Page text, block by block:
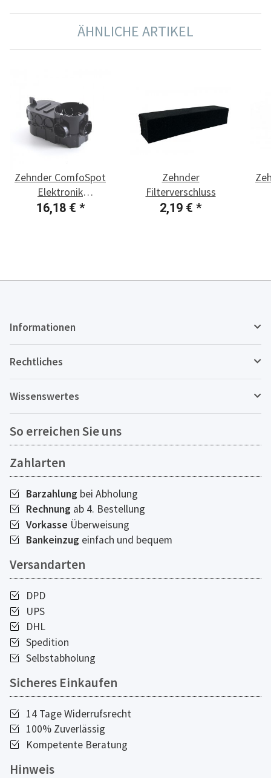
ÄHNLICHE ARTIKEL
Zehnder ComfoSpot
Elektronik
Unterputzeinbaudose
16,18 € *
Zehnder
Filterverschluss
2,19 € *
Informationen
Rechtliches
Wissenswertes
So erreichen Sie uns
Zahlarten
Barzahlung bei Abholung
Rechnung ab 4. Bestellung
Vorkasse Überweisung
Bankeinzug einfach und bequem
Versandarten
DPD
UPS
DHL
Spedition
Selbstabholung
Sicheres Einkaufen
14 Tage Widerrufsrecht
100% Zuverlässig
Kompetente Beratung
Hinweis